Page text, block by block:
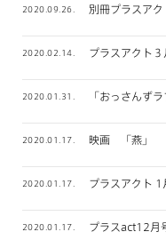
2020.09.26. 別冊プラスア
2020.02.14. プラスアクト
2020.01.31. 「おっさんず
2020.01.17. 映画 「燕」
2020.01.17. プラスアクト 1
2020.01.17. プラスact12